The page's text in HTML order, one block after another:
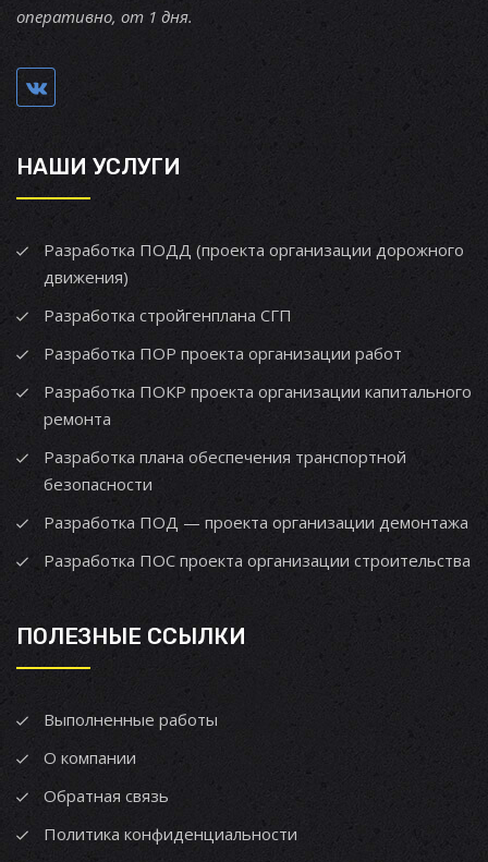
оперативно, от 1 дня.
НАШИ УСЛУГИ
Разработка ПОДД (проекта организации дорожного
движения)
Разработка стройгенплана СГП
Разработка ПОР проекта организации работ
Разработка ПОКР проекта организации капитального
ремонта
Разработка плана обеспечения транспортной
безопасности
Разработка ПОД — проекта организации демонтажа
Разработка ПОС проекта организации строительства
ПОЛЕЗНЫЕ ССЫЛКИ
Выполненные работы
О компании
Обратная связь
Политика конфиденциальности